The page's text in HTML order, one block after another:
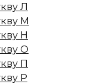
Л
М
Н
О
П
Р